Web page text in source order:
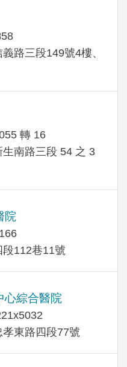
路三段149號4樓、
轉 16
南路三段 54 之 3
院
112巷11號
心綜合醫院
東路四段77號